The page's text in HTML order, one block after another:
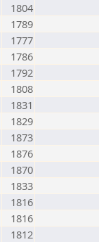
1804
1789
1777
1786
1792
1808
1831
1829
1873
1876
1870
1833
1816
1816
1812